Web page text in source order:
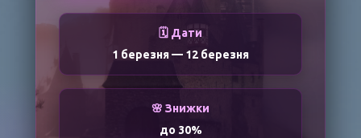
🗓️ Дати
1 березня— 12 березня
🌸 Знижки
до 30%